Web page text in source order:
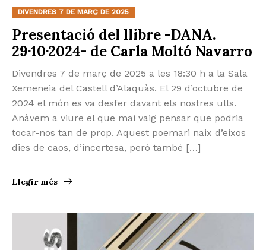
DIVENDRES 7 DE MARÇ DE 2025
Presentació del llibre -DANA.
29·10·2024- de Carla Moltó Navarro
Divendres 7 de març de 2025 a les 18:30 h a la Sala
Xemeneia del Castell d’Alaquàs. El 29 d’octubre de
2024 el món es va desfer davant els nostres ulls.
Anàvem a viure el que mai vaig pensar que podria
tocar-nos tan de prop. Aquest poemari naix d’eixos
dies de caos, d’incertesa, però també […]
Llegir més